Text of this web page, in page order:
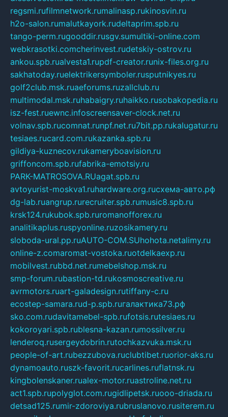
regsmi.rufilmnetwork.rumalinasp.rukinosvin.ru
h2o-salon.rumalutkayork.rudeltaprim.spb.ru
tango-perm.rugooddir.rusgv.sumultiki-online.com
webkrasotki.comcherinvest.rudetskiy-ostrov.ru
ankou.spb.rualvesta1.rupdf-creator.runix-files.org.ru
sakhatoday.ruelektrikersymboler.rusputnikyes.ru
golf2club.msk.ruaeforums.ruzallclub.ru
multimodal.msk.ruhabaigry.ruhaikko.rusobakopedia.ru
isz-fest.ruewnc.infoscreensaver-clock.net.ru
volnav.spb.rucomnat.runpf.net.ru7bit.pp.rukalugatur.ru
tesiaes.rucard.com.rukazanka.spb.ru
gildiya-kuznecov.rukameryboavision.ru
griffoncom.spb.rufabrika-emotsiy.ru
PARK-MATROSOVA.RUagat.spb.ru
avtoyurist-moskva1.ruhardware.org.ruсхема-авто.рф
dg-lab.ruangrup.rurecruiter.spb.rumusic8.spb.ru
krsk124.rukubok.spb.ruromanofforex.ru
analitikaplus.ruspyonline.ruzosikamery.ru
sloboda-ural.pp.ruAUTO-COM.SUhohota.netalimy.ru
online-z.comaromat-vostoka.ruotdelkaexp.ru
mobilvest.rubbd.net.rumebelshop.msk.ru
smp-forum.rubastion-td.rukosmoscreative.ru
avrmotors.ruart-galadesign.rutiffany-c.ru
ecostep-samara.rud-p.spb.ruгалактика73.рф
sko.com.rudavitamebel-spb.rufotsis.rutesiaes.ru
kokoroyari.spb.rublesna-kazan.rumossilver.ru
lenderoq.rusergeydobrin.rutochkazvuka.msk.ru
people-of-art.rubezzubova.ruclubtibet.ruorior-aks.ru
dynamoauto.ruszk-favorit.rucarlines.ruflatnsk.ru
kingbolenskaner.rualex-motor.ruastroline.net.ru
act1.spb.rupolyglot.com.rugidlipetsk.ruooo-driada.ru
detsad125.rumir-zdoroviya.rubruslanovo.rusiterem.ru